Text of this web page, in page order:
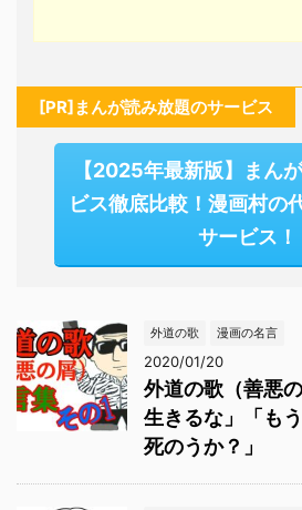
[PR]まんが読み放題のサービス
【2025年最新版】まん
ビス徹底比較！漫画村の
サービス！
外道の歌 漫画の名言
2020/01/20
外道の歌（善悪
生きるな」「も
死のうか？」